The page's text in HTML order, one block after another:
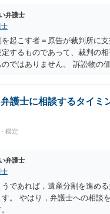
弁護士
士
起こす者＝原告が裁判所に
するものであって、裁判の
ではありません。 訴訟物の
ることはありません。
護士に相談するタイミ
鑑定
弁護士
士
であれば，遺産分割を進め
。 やはり，弁護士への相談